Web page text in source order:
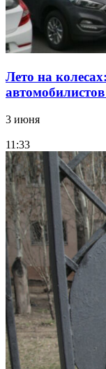
Лето на
3 июня
11:33